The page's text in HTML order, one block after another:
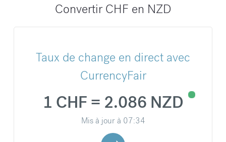
Convertir CHF en NZD
Taux de change en direct avec
CurrencyFair
1 CHF = 2.086 NZD
Mis à jour à 07:34